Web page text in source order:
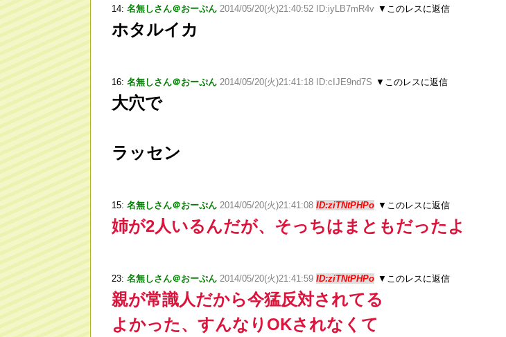
14: 名無しさん＠おーぷん 2014/05/20(火)21:40:52 ID:iyLB7mR4v ▼このレスに返信
ホタルイカ
16: 名無しさん＠おーぷん 2014/05/20(火)21:41:18 ID:cIJE9nd7S ▼このレスに返信
大穴で
ラッセン
15: 名無しさん＠おーぷん 2014/05/20(火)21:41:08 ID:ziTNtPHPo ▼このレスに返信
姉が2人いるんだが、そっちはまともだったよ
23: 名無しさん＠おーぷん 2014/05/20(火)21:41:59 ID:ziTNtPHPo ▼このレスに返信
親が常識人だから今猛反対されてる
よかった、すんなりOKされなくて